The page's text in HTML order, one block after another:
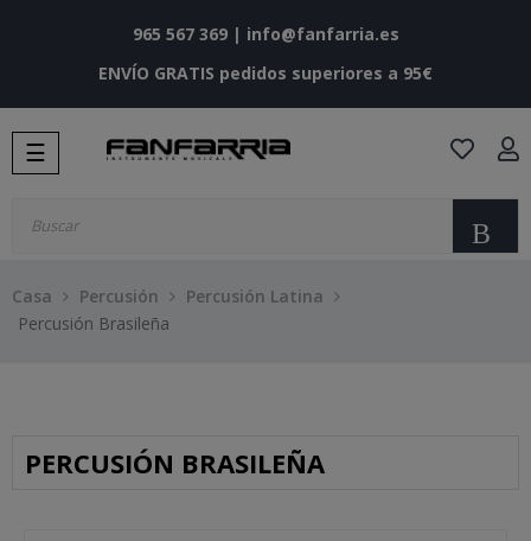
965 567 369| info@fanfarria.es
ENVÍO GRATIS pedidos superiores a 95€
Navegación
de
☰
Casa Percusión
Percusión Latina
Percusión Brasileña
PERCUSIÓN BRASILEÑA